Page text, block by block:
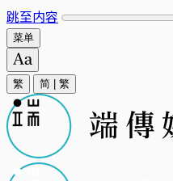
跳至内容
菜单
繁 简 繁